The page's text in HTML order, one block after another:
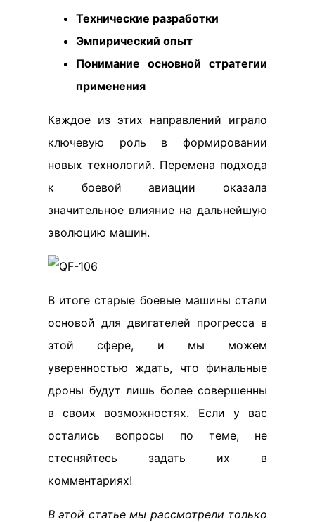
Технические разработки
Эмпирический опыт
Понимание основной стратегии
применения
Каждое из этих направлений играло
ключевую роль в формировании
новых технологий. Перемена подхода
к боевой авиации оказала
значительное влияние на дальнейшую
эволюцию машин.
В итоге старые боевые машины стали
основой для двигателей прогресса в
этой сфере, и мы можем
уверенностью ждать, что финальные
дроны будут лишь более совершенны
в своих возможностях. Если у вас
остались вопросы по теме, не
стесняйтесь задать их в
комментариях!
В этой статье мы рассмотрели только